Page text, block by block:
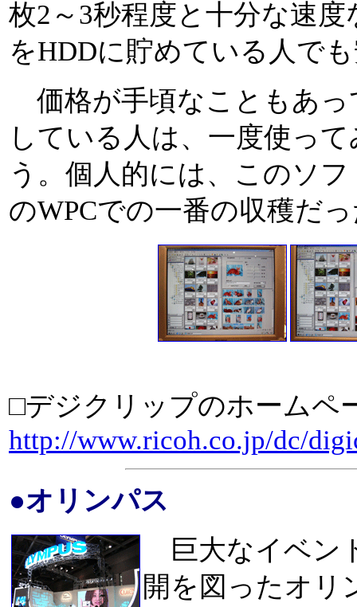
枚2～3秒程度と十分な速
をHDDに貯めている人で
価格が手頃なこともあっ
している人は、一度使っ
う。個人的には、このソ
のWPCでの一番の収穫だ
□デジクリップのホームペ
http://www.ricoh.co.jp/dc/
●オリンパス
巨大なイベン
開を図ったオリ